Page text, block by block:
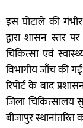
इस घोटाले की
द्वारा शासन स्तर
चिकित्सा एवं
विभागीय जाँच की
रिपोर्ट के बाद
जिला चिकित्सालय
बीजापुर स्थानांतरित